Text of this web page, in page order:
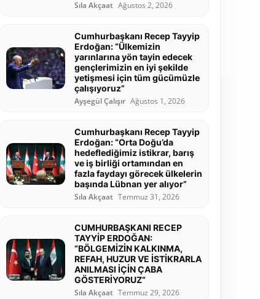
Sıla Akçaat Ağustos 2, 2026
Cumhurbaşkanı Recep Tayyip
Erdoğan: “Ülkemizin
yarınlarına yön tayin edecek
gençlerimizin en iyi şekilde
yetişmesi için tüm gücümüzle
çalışıyoruz”
Ayşegül Çalışır Ağustos 1, 2026
Cumhurbaşkanı Recep Tayyip
Erdoğan: “Orta Doğu’da
hedeflediğimiz istikrar, barış
ve iş birliği ortamından en
fazla faydayı görecek ülkelerin
başında Lübnan yer alıyor”
Sıla Akçaat Temmuz 31, 2026
CUMHURBAŞKANI RECEP
TAYYİP ERDOĞAN:
“BÖLGEMİZİN KALKINMA,
REFAH, HUZUR VE İSTİKRARLA
ANILMASI İÇİN ÇABA
GÖSTERİYORUZ”
Sıla Akçaat Temmuz 29, 2026